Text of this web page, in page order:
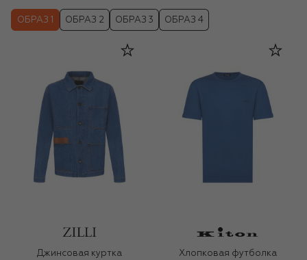
ОБРАЗ 1 ОБРАЗ 2 ОБРАЗ 3 ОБРАЗ 4
Джинсовая куртка Хлопковая футболка